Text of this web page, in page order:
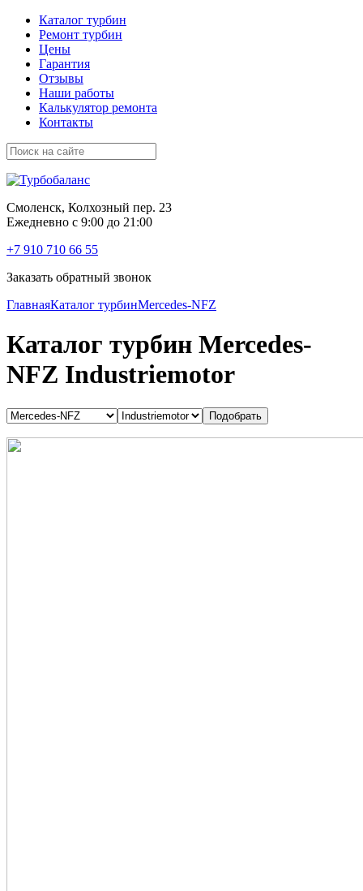
Каталог турбин
Ремонт турбин
Цены
Гарантия
Отзывы
Наши работы
Калькулятор ремонта
Контакты
Смоленск, Колхозный пер. 23
Ежедневно с 9:00 до 21:00
+7 910 710 66 55
Заказать обратный звонок
ГлавнаяКаталог турбинMercedes-NFZ
Каталог турбин Mercedes-
NFZ Industriemotor